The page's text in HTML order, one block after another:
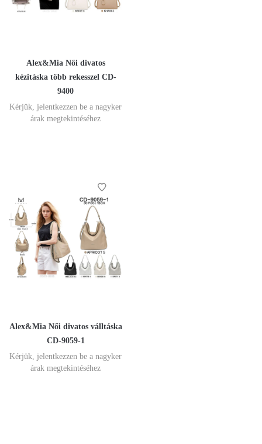
Alex&Mia Női divatos
kézitáska több rekesszel CD-
9400
Kérjük, jelentkezzen be a nagyker
árak megtekintéséhez
Alex&Mia Női divatos válltáska
CD-9059-1
Kérjük, jelentkezzen be a nagyker
árak megtekintéséhez